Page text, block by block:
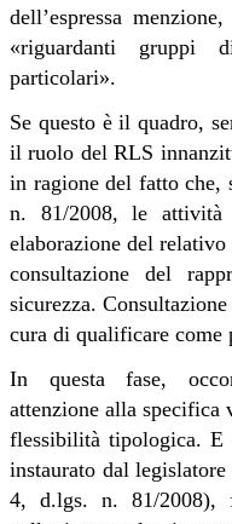
dell’espressa
«riguardanti gruppi
particolari».
Se questo è il quadro,
il ruolo del RLS
in ragione del fatto che,
n. 81/2008, le
elaborazione del
consultazione del
sicurezza.
cura di qualificare come
In questa fase,
attenzione alla specifica
flessibilità tipologica. E
instaurato dal
4, d.lgs. n. 81/2008),